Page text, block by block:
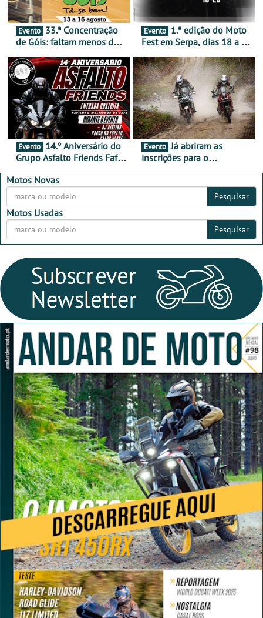
Evento
de Góis: faltam menos de
16 de agosto
Evento
Fest em Serpa, dias 18 a 20
duas rodas invade o Baixo
Alentejo
Evento
Grupo Asfalto Friends Fafe,
2026
Evento Já abriram as
inscrições para o
Motos Novas
Pesquisar
Motos Usadas
Pesquisar